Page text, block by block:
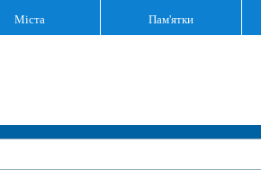
Міста Пам'ятки